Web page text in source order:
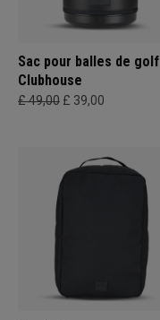
Sac pour balles de golf
Clubhouse
£ 49,00 £ 39,00